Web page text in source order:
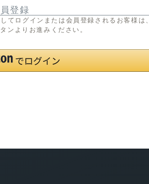
登録
ログインまたは会員登録されるお客様は、
ンよりお進みください。